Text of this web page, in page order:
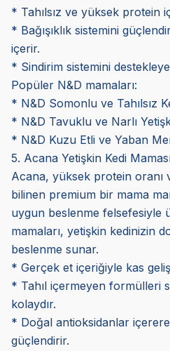
* Tahılsız ve yüksek protein
* Bağışıklık sistemini
içerir.
* Sindirim sistemini
Popüler N&D mamaları:
* N&D Somonlu ve Tahılsız
* N&D Tavuklu ve Narlı
* N&D Kuzu Etli ve Yaban
5. Acana Yetişkin Kedi
Acana, yüksek protein oranı
bilinen premium bir mama
uygun beslenme felsefesiyle
mamaları, yetişkin kedinizin
beslenme sunar.
* Gerçek et içeriğiyle kas
* Tahıl içermeyen formülleri
kolaydır.
* Doğal antioksidanlar
güçlendirir.